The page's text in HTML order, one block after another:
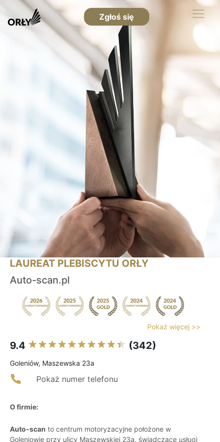
Zgłoś się
LAUREAT PLEBISCYTU ORŁY
Auto-scan.pl
Pokaż więcej >>
9.4 (342)
Goleniów, Maszewska 23a
Pokaż numer telefonu
O firmie:
Auto-scan to centrum motoryzacyjne położone w
Goleniowie przy ulicy Maszewskiej 23a, świadczące usługi